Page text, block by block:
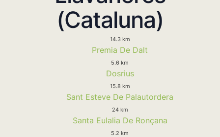
(Cataluna)
14.3 km
Premia De Dalt
5.6 km
Dosrius
15.8 km
Sant Esteve De Palautordera
24 km
Santa Eulalia De Ronçana
5.2 km